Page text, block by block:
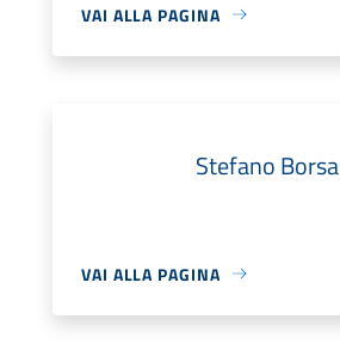
VAI ALLA PAGINA
Stefano Borsa
VAI ALLA PAGINA